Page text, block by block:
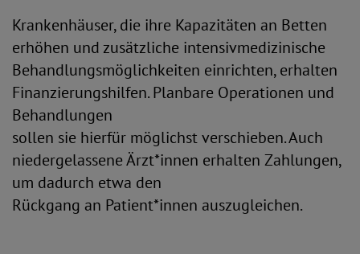
Krankenhäuser, die ihre Kapazitäten an Betten
erhöhen und zusätzliche intensivmedizinische
Behandlungsmöglichkeiten einrichten, erhalten
Finanzierungshilfen. Planbare Operationen und
Behandlungen
sollen sie hierfür möglichst verschieben. Auch
niedergelassene Ärzt*innen erhalten Zahlungen,
um dadurch etwa den
Rückgang an Patient*innen auszugleichen.